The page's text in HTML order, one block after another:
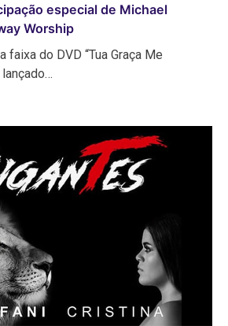
especial de Michael
Worship
faixa do DVD “Tua Graça Me
lançado…